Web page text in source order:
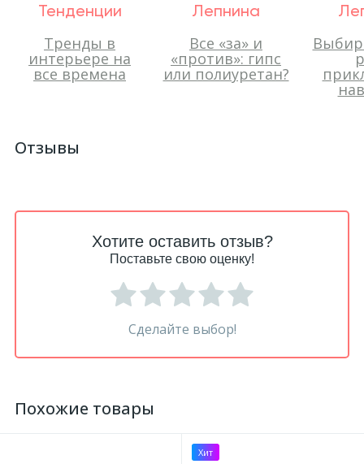
Тенденции
Тренды в
интерьере на
все времена
Лепнина
Все «за» и
«против»: гипс
или полиуретан?
Отзывы
Хотите оставить отзыв?
Поставьте свою оценку!
Сделайте выбор!
Похожие товары
Хит